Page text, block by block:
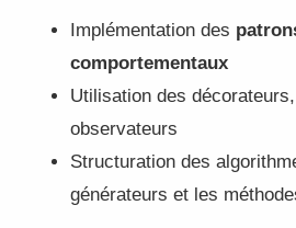
Implémentation des
comportementaux
Utilisation des
observateurs
Structuration des
générateurs et les